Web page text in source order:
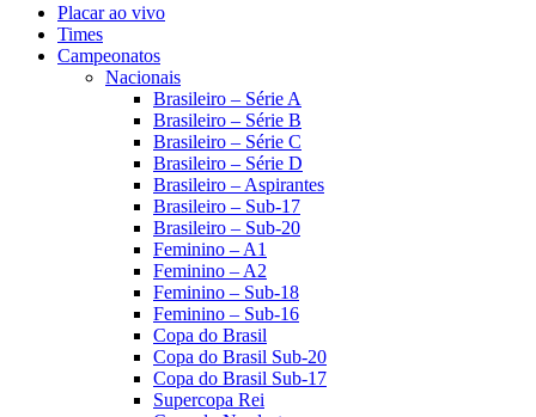
Placar ao vivo
Times
Campeonatos
Nacionais
Brasileiro – Série A
Brasileiro – Série B
Brasileiro – Série C
Brasileiro – Série D
Brasileiro – Aspirantes
Brasileiro – Sub-17
Brasileiro – Sub-20
Feminino – A1
Feminino – A2
Feminino – Sub-18
Feminino – Sub-16
Copa do Brasil
Copa do Brasil Sub-20
Copa do Brasil Sub-17
Supercopa Rei